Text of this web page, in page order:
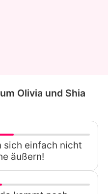
Olivia und Shia
sich einfach nicht
äußern!